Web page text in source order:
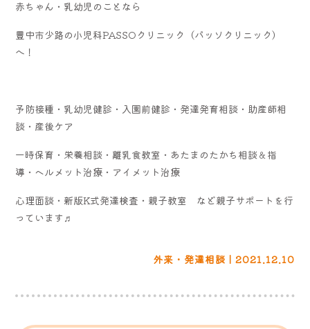
赤ちゃん・乳幼児のことなら
豊中市少路の小児科PASSOクリニック（パッソクリニック）
へ！
予防接種・乳幼児健診・入園前健診・発達発育相談・助産師相
談・産後ケア
一時保育・栄養相談・離乳食教室・あたまのたかち相談＆指
導・ヘルメット治療・アイメット治療
心理面談・新版K式発達検査・親子教室 など親子サポートを行
っています♬
外来・発達相談 | 2021.12.10